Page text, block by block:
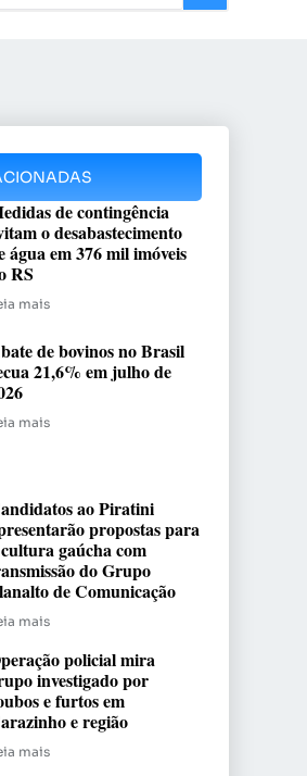
de contingência
o desabastecimento
água em 376 mil imóveis
RS
mais
de bovinos no Brasil
21,6% em julho de
mais
ao Piratini
propostas para
gaúcha com
do Grupo
de Comunicação
mais
policial mira
investigado por
e furtos em
e região
mais